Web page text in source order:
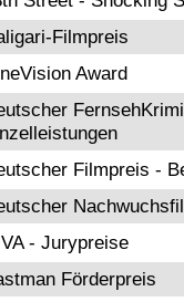
Filmpreis
Award
Filmpreis -
- Jurypreise
Förderpreis